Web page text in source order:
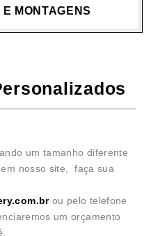
MONTAGENS
um tamanho diferente
nosso site, faça sua
ou pelo telefone
um orçamento